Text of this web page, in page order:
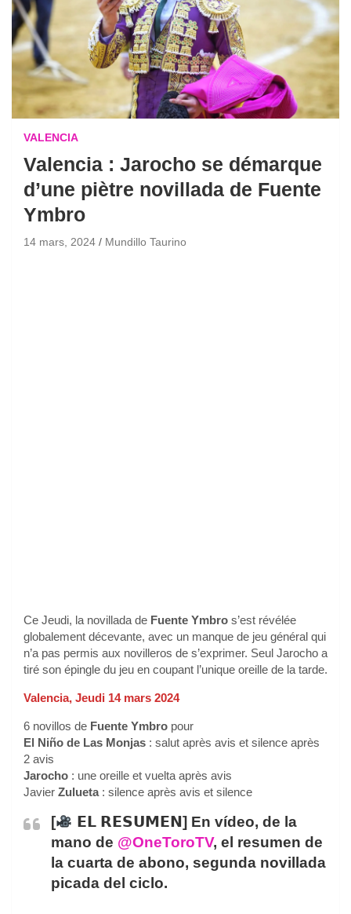
VALENCIA
Valencia : Jarocho se démarque
d’une piètre novillada de Fuente
Ymbro
14 mars, 2024 Mundillo Taurino
Ce Jeudi, la novillada de Fuente Ymbro s’est révélée
globalement décevante, avec un manque de jeu général qui
n’a pas permis aux novilleros de s’exprimer. Seul Jarocho a
tiré son épingle du jeu en coupant l’unique oreille de la tarde.
Valencia, Jeudi 14 mars 2024
6 novillos de Fuente Ymbro pour
El Niño de Las Monjas : salut après avis et silence après
2 avis
Jarocho : une oreille et vuelta après avis
Javier Zulueta : silence après avis et silence
[
𝗘𝗟 𝗥𝗘𝗦𝗨𝗠𝗘𝗡] En vídeo, de la
mano de @OneToroTV, el resumen de
la cuarta de abono, segunda novillada
picada del ciclo.